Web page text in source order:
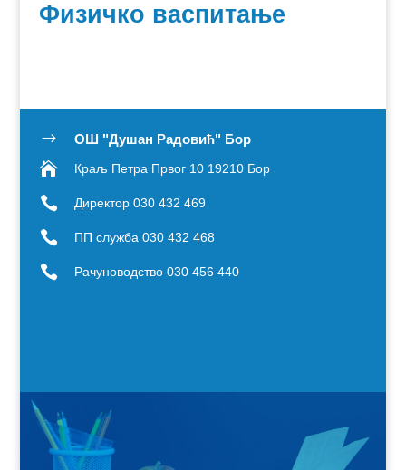
Физичко васпитање
$ OШ "Душан Радовић" Бор
 Краљ Петра Првог 10 19210 Бор
 Директор 030 432 469
 ПП служба 030 432 468
 Рачуноводство 030 456 440